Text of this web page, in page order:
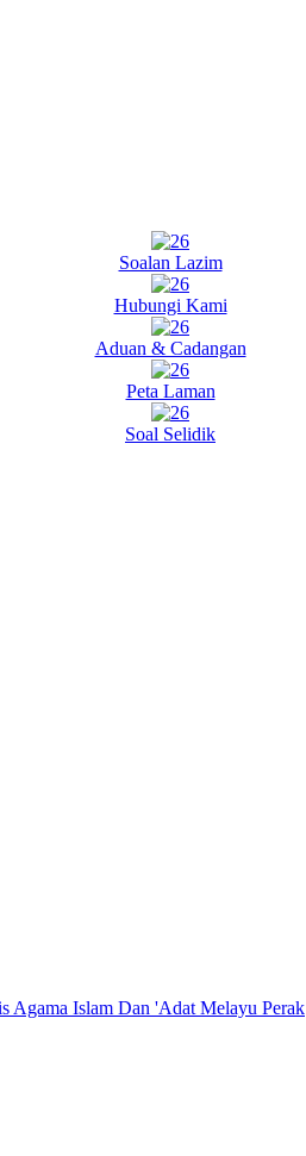
Soalan Lazim
Hubungi Kami
Aduan & Cadangan
Peta Laman
Soal Selidik
Agama Islam Dan 'Adat Melayu Perak